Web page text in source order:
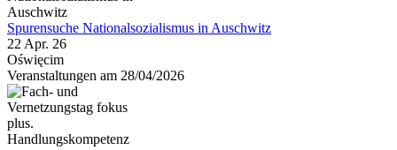
Spurensuche Nationalsozialismus in Auschwitz
22 Apr. 26
Oświęcim
Veranstaltungen am 28/04/2026